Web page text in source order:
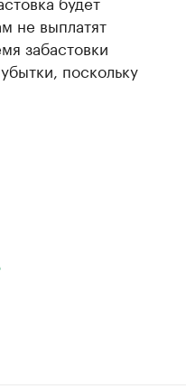
не выплатят
забастовки
поскольку